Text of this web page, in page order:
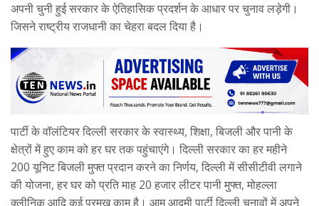
अपनी चुनी हुई सरकार के ऐतिहासिक प्रदर्शन के आधार पर चुनाव लड़ेगी।
जिसने राष्ट्रीय राजधानी का चेहरा बदल दिया है।
पार्टी के वॉलंटियर दिल्ली सरकार के स्वास्थ्य, शिक्षा, बिजली और पानी के
क्षेत्रों में हुए काम को हर घर तक पहुंचाएंगे। दिल्ली सरकार का हर महीने
200 यूनिट बिजली मुफ्त प्रदान करने का निर्णय, दिल्ली में सीसीटीवी लगाने
की योजना, हर घर को प्रति माह 20 हजार लीटर पानी मुफ्त, मोहल्ला
क्लीनिक आदि कई प्रमुख काम है। आम आदमी पार्टी दिल्ली चुनावों में अपने